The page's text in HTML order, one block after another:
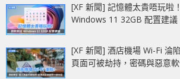
[XF 新聞] 記憶體太貴唔玩
Windows 11 32GB 配置建議
[XF 新聞] 酒店機場 Wi-Fi 淪
頁面可被劫持，密碼與惡意